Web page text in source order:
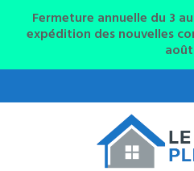
Fermeture annuelle du 3
expédition des nouvelles